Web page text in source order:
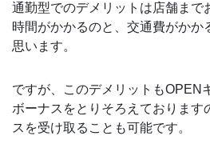
通勤型でのデメリットは店舗まで
時間がかかるのと、交通費がかか
思います。
ですが、このデメリットもOPEN
ボーナスをとりそろえております
スを受け取ることも可能です。